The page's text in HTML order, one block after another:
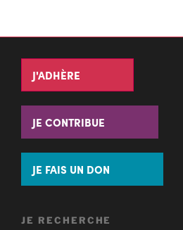
J'ADHÈRE
JE CONTRIBUE
JE FAIS UN DON
JE RECHERCHE